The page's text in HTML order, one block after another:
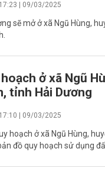
17:23 | 09/03/2025
sẽ mở ở xã Ngũ Hùng,
ở xã Ngũ
tỉnh Hải Dương
17:10 | 09/03/2025
hoạch ở xã Ngũ Hùng,
đồ quy hoạch sử dụng